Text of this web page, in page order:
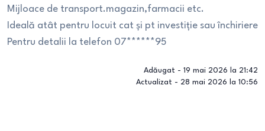
Mijloace de transport.magazin,farmacii etc.
Ideală atât pentru locuit cat și pt investiție sau închiriere
Pentru detalii la telefon 07******95
Adăugat - 19 mai 2026 la 21:42
Actualizat - 28 mai 2026 la 10:56